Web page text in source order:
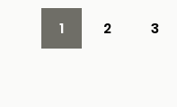
1 2 3